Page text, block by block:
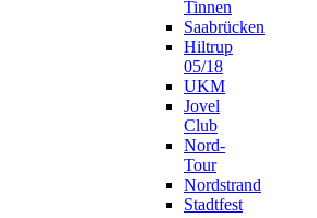
Tinnen
Saabrücken
Hiltrup
05/18
UKM
Jovel
Club
Nord-
Tour
Nordstrand
Stadtfest